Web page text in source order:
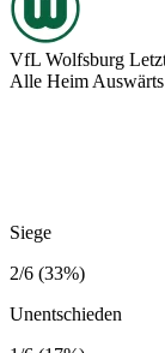
VfL Wolfsburg
Alle Heim Auswärts
Siege
2/6 (33%)
Unentschieden